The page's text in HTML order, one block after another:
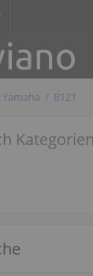
Yamaha B121